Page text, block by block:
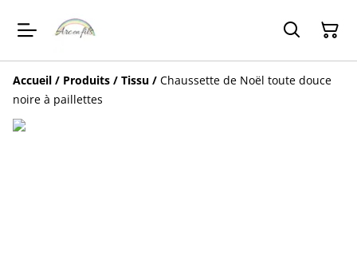
Accueil / Produits / Tissu / Chaussette de Noël toute douce
noire à paillettes